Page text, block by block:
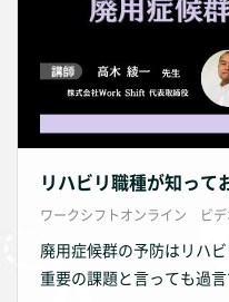
リハビリ職種が知って
ワークシフトオンライン ビデ
廃用症候群の予防はリハ
重要の課題と言っても過言